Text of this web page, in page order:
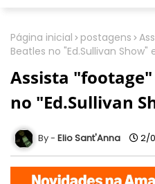
Página inicial postagens
Beatles no "Ed.Sullivan Show"
Assista
no "Ed.Sullivan
Elio Sant'Anna 2/